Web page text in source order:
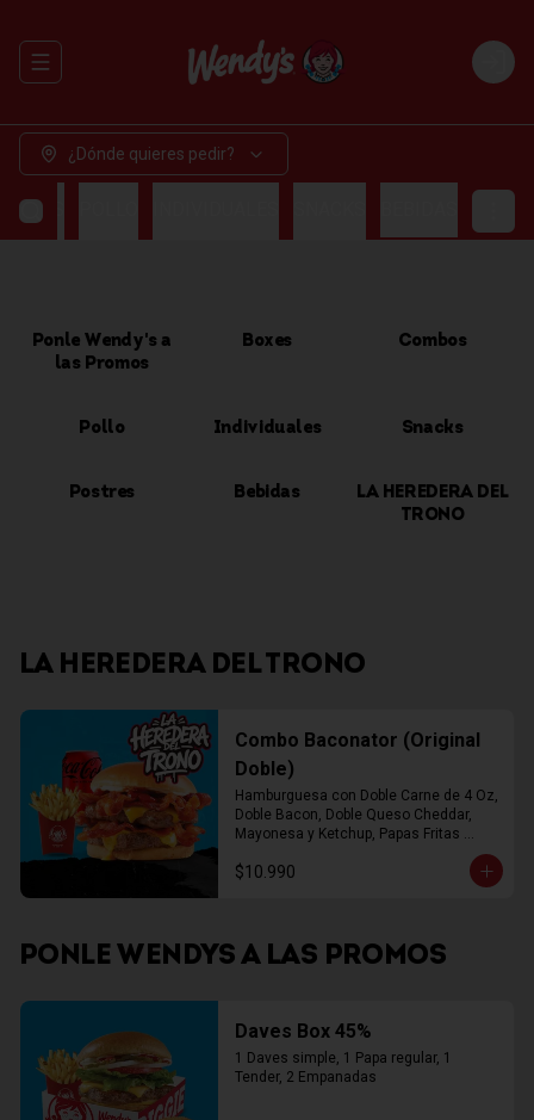
Abrir menu de navegación Login
¿Dónde quieres pedir?
Ponle Wendy's a
las Promos
Boxes Combos
Pollo Individuales Snacks
Postres Bebidas
LA HEREDERA DEL
TRONO
LA HEREDERA DEL TRONO
Combo Baconator (Original
Doble)
Hamburguesa con Doble Carne de 4 Oz,
Doble Bacon, Doble Queso Cheddar,
Mayonesa y Ketchup, Papas Fritas
$10.990
PONLE WENDYS A LAS PROMOS
Daves Box 45%
1 Daves simple, 1 Papa regular, 1
Tender, 2 Empanadas